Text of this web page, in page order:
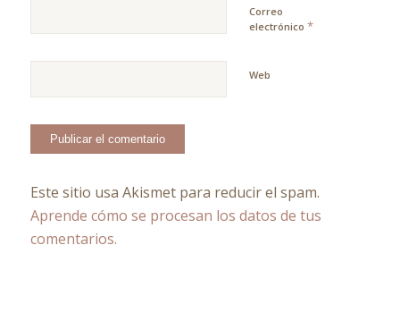
Correo
electrónico *
Web
Este sitio usa Akismet para reducir el spam.
Aprende cómo se procesan los datos de tus
comentarios.